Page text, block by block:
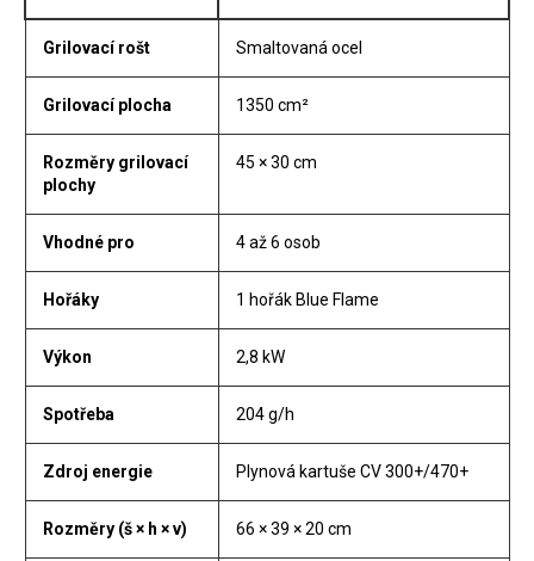
Grilovací rošt Smaltovaná ocel
Grilovací plocha 1350 cm²
Rozměry grilovací
plochy
45 × 30 cm
Vhodné pro 4 až 6 osob
Hořáky 1 hořák Blue Flame
Výkon 2,8 kW
Spotřeba 204 g/h
Zdroj energie Plynová kartuše CV 300+/470+
Rozměry (š × h × v) 66 × 39 × 20 cm